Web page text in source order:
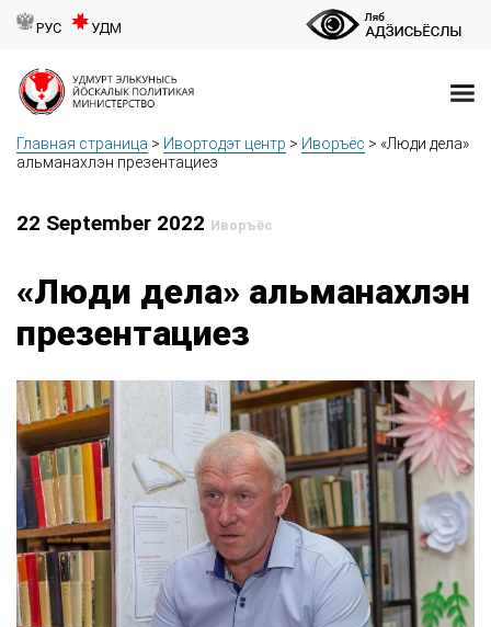
РУС УДМ
Главная страница > Ивортодэт центр > Иворъёс > «Люди дела»
альманахлэн презентациез
22 September 2022 Иворъёс
«Люди дела» альманахлэн
презентациез